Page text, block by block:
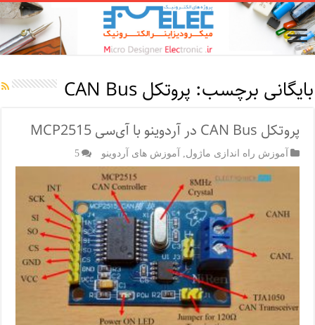
بایگانی برچسب: پروتکل CAN Bus
پروتکل CAN Bus در آردوینو با آی‌سی MCP2515
آموزش راه اندازی ماژول آموزش های آردوینو 5